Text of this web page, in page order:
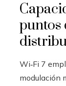
puntos
Wi‑Fi 7
modulación